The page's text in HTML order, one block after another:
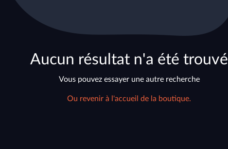
Aucun résultat n'a été trouvé
Vous pouvez essayer une autre recherche
Ou revenir à l'accueil de la boutique.